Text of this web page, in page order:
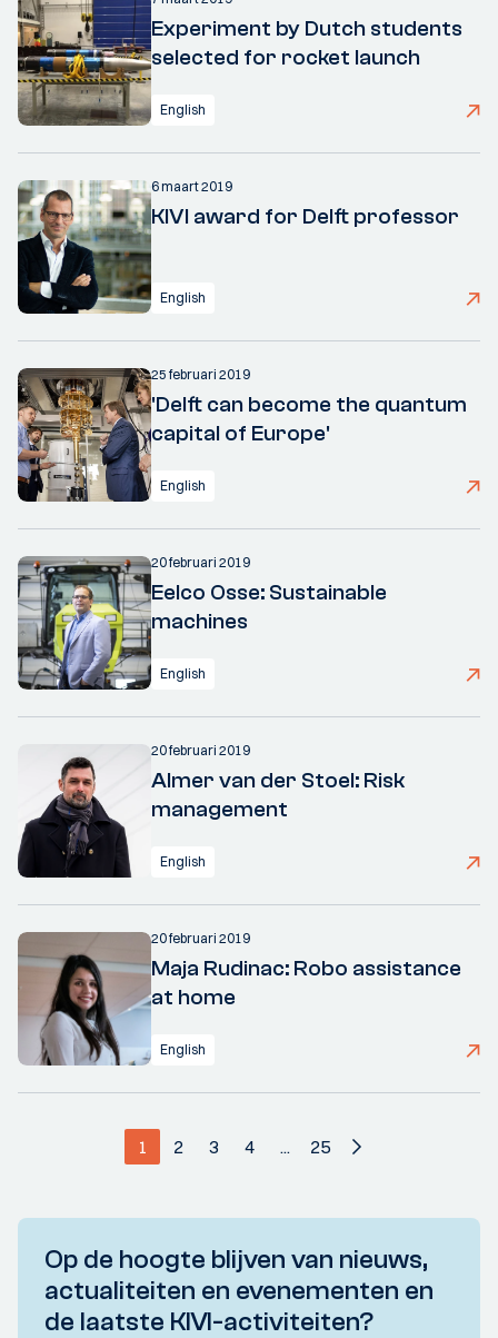
Experiment by Dutch students
selected for rocket launch
English
6 maart 2019
KIVI award for Delft professor
English
25 februari 2019
'Delft can become the quantum
capital of Europe'
English
20 februari 2019
Eelco Osse: Sustainable
machines
English
20 februari 2019
Almer van der Stoel: Risk
management
English
20 februari 2019
Maja Rudinac: Robo assistance
at home
English
1 2 3 4 ... 25
Op de hoogte blijven van nieuws,
actualiteiten en evenementen en
de laatste KIVI-activiteiten?